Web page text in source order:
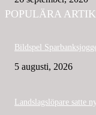
POPULÄRA
Bildspel
5 augusti, 2026
Landslagslöpare satte